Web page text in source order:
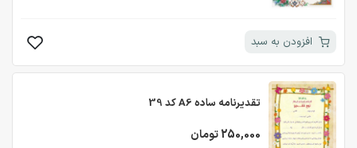
افزودن به سبد
تقدیرنامه ساده A6 کد 39
250,000 تومان